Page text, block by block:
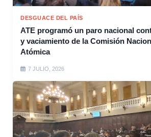
DESGUACE DEL PAÍS
ATE programó un paro nacional
y vaciamiento de la Comisión
Atómica
7 JULIO, 2026